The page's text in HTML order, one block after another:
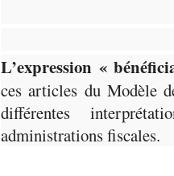
L’expression «
ces articles du Modèle
différentes
administrations fiscales.